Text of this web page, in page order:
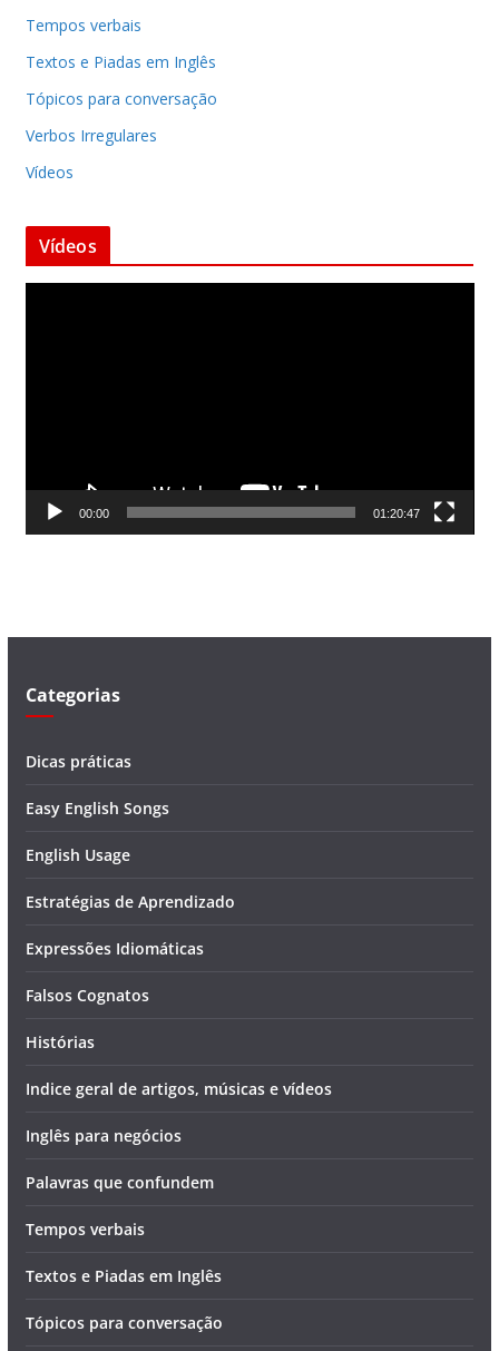
Tempos verbais
Textos e Piadas em Inglês
Tópicos para conversação
Verbos Irregulares
Vídeos
Vídeos
d
00:00 01:20:47
Categorias
Dicas práticas
Easy English Songs
English Usage
Estratégias de Aprendizado
Expressões Idiomáticas
Falsos Cognatos
Histórias
Indice geral de artigos, músicas e vídeos
Inglês para negócios
Palavras que confundem
Tempos verbais
Textos e Piadas em Inglês
Tópicos para conversação